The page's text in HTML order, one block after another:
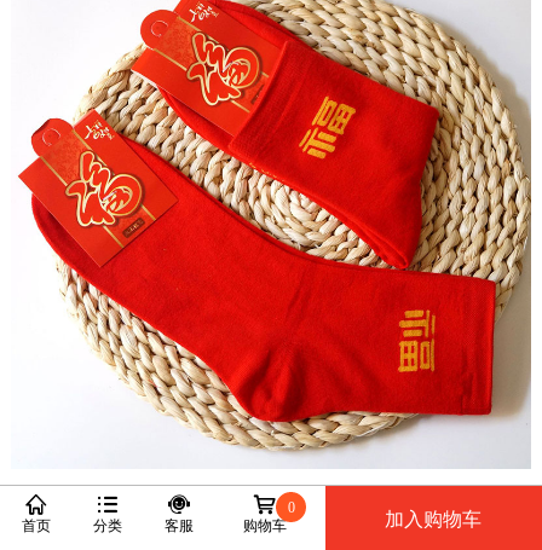
首页 分类 客服
0
购物车 加入购物车